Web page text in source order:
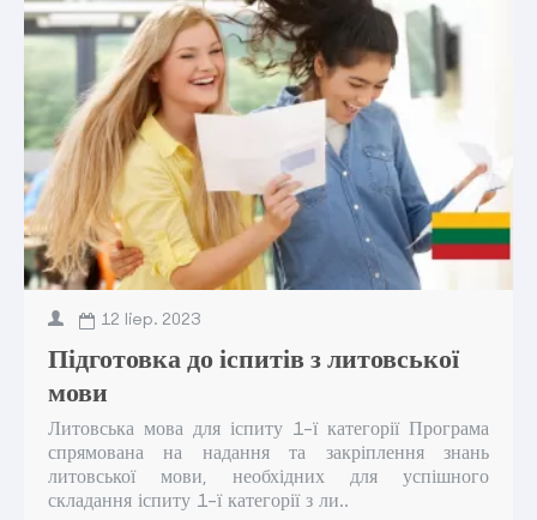
12 liep. 2023
Підготовка до іспитів з литовської
мови
Литовська мова для іспиту 1-ї категорії Програма
спрямована на надання та закріплення знань
литовської мови, необхідних для успішного
складання іспиту 1-ї категорії з ли..